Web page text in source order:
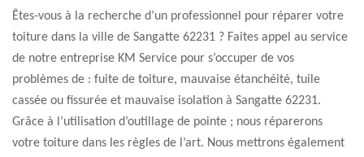
Êtes-vous à la recherche d’un professionnel pour réparer votre
toiture dans la ville de Sangatte 62231 ? Faites appel au service
de notre entreprise KM Service pour s’occuper de vos
problèmes de : fuite de toiture, mauvaise étanchéité, tuile
cassée ou fissurée et mauvaise isolation à Sangatte 62231.
Grâce à l’utilisation d’outillage de pointe ; nous réparerons
votre toiture dans les règles de l’art. Nous mettrons également